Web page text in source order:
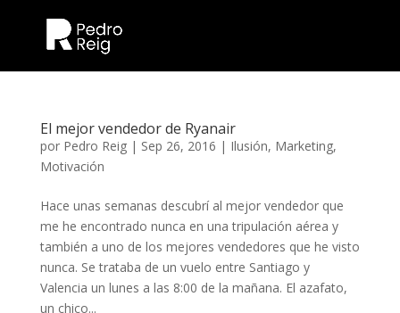
El mejor vendedor de Ryanair
por Pedro Reig| Sep 26, 2016 | Ilusión, Marketing,
Motivación
Hace unas semanas descubrí al mejor vendedor que
me he encontrado nunca en una tripulación aérea y
también a uno de los mejores vendedores que he visto
nunca. Se trataba de un vuelo entre Santiago y
Valencia un lunes a las 8:00 de la mañana. El azafato,
un chico...